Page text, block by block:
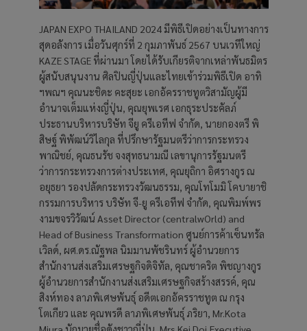
JAPAN EXPO THAILAND 2024 มีพิธีเปิดอย่างเป็นทางการ
สุดอลังการ เมื่อวันศุกร์ที่ 2 กุมภาพันธ์ 2567 บนเวทีใหญ่
KAZE STAGE ที่ผ่านมา โดยได้รับเกียรติจากเหล่าพันธมิตร
ผู้สนับสนุนงาน ศิลปินญี่ปุ่นและไทยเข้าร่วมพิธีเปิด อาทิ
ฯพณฯ คุณนะชิดะ คะสุยะ เอกอัครราชทูตวิสามัญผู้มี
อำนาจเต็มแห่งญี่ปุ่น, คุณยุพเรศ เอกธุระประคัลภ์
ประธานบริหารบริษัท จียู ครีเอทีฟ จำกัด, นายกองตรี พิ
สิษฐ์ พิพัฒน์วิไลกุล ที่ปรึกษารัฐมนตรีว่าการกระทรวง
พาณิชย์, คุณธนรัช จงสุทธนามณี เลขานุการรัฐมนตรี
ว่าการกระทรวงการต่างประเทศ, คุณยุถิกา อิศรางกูร ณ
อยุธยา รองปลัดกระทรวงวัฒนธรรม, คุณโทโมมิ โคบายาชิ
กรรมการบริหาร บริษัท จี-ยู ครีเอทีฟ จำกัด, คุณพิมพ์พร
งามขจรวิวัฒน์ Asset Director (centralwOrld) and
Head of Business Transformation ศูนย์การค้าเซ็นทรัล
เวิลด์, ผศ.ดร.ณัฐพล นิมมานพัชรินทร์ ผู้อำนวยการ
สำนักงานส่งเสริมเศรษฐกิจดิจิทัล, คุณชาคริต พิชญางกูร
ผู้อำนวยการสำนักงานส่งเสริมเศรษฐกิจสร้างสรรค์, คุณ
สิงห์ทอง ลาภพิเศษพันธุ์ อดีตเอกอัครราชทูต ณ กรุง
โตเกียว และ คุณพรดี ลาภพิเศษพันธุ์ ภริยา, Mr.Kota